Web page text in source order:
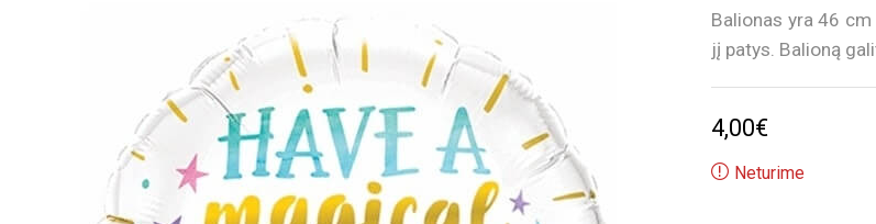
Balionas yra 46
jį patys. Balioną
4,00€
Neturime